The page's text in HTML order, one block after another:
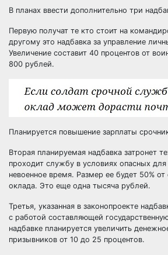
В планах ввести дополнительно три
Первую получат те кто стоит на
другому это надбавка за управление
Увеличение составит 40 процентов от
800 рублей.
Планируется повышение зарплаты
Вторая планируемая надбавка затронет
проходит службу в условиях опасных
невоенное время. Размер ее будет 50%
оклада. Это еще одна тысяча рублей.
Третья, указанная в законопроекте
с работой составляющей
надбавке планируется увеличить
призывников от 10 до 25 процентов.